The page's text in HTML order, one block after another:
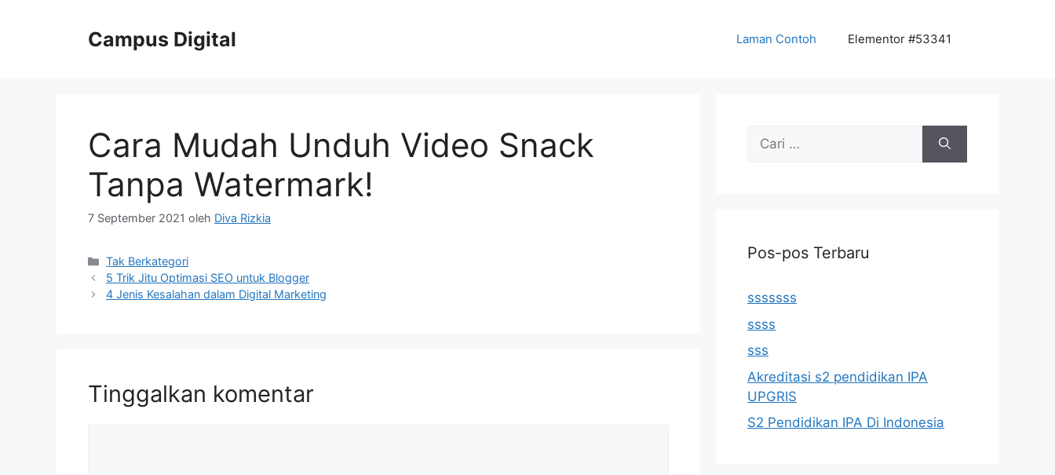
Campus Digital Laman Contoh Elementor #53341
Cara Mudah Unduh Video Snack
Tanpa Watermark!
7 September 2021 oleh Diva Rizkia
Kategori
Tak Berkategori
5 Trik Jitu Optimasi SEO untuk Blogger
4 Jenis Kesalahan dalam Digital Marketing
Tinggalkan komentar
Cari
Pos-pos Terbaru
sssssss
ssss
sss
Akreditasi s2 pendidikan IPA
UPGRIS
S2 Pendidikan IPA Di Indonesia